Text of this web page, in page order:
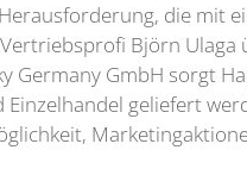
die mit
Björn
Germany GmbH sorgt
geliefert